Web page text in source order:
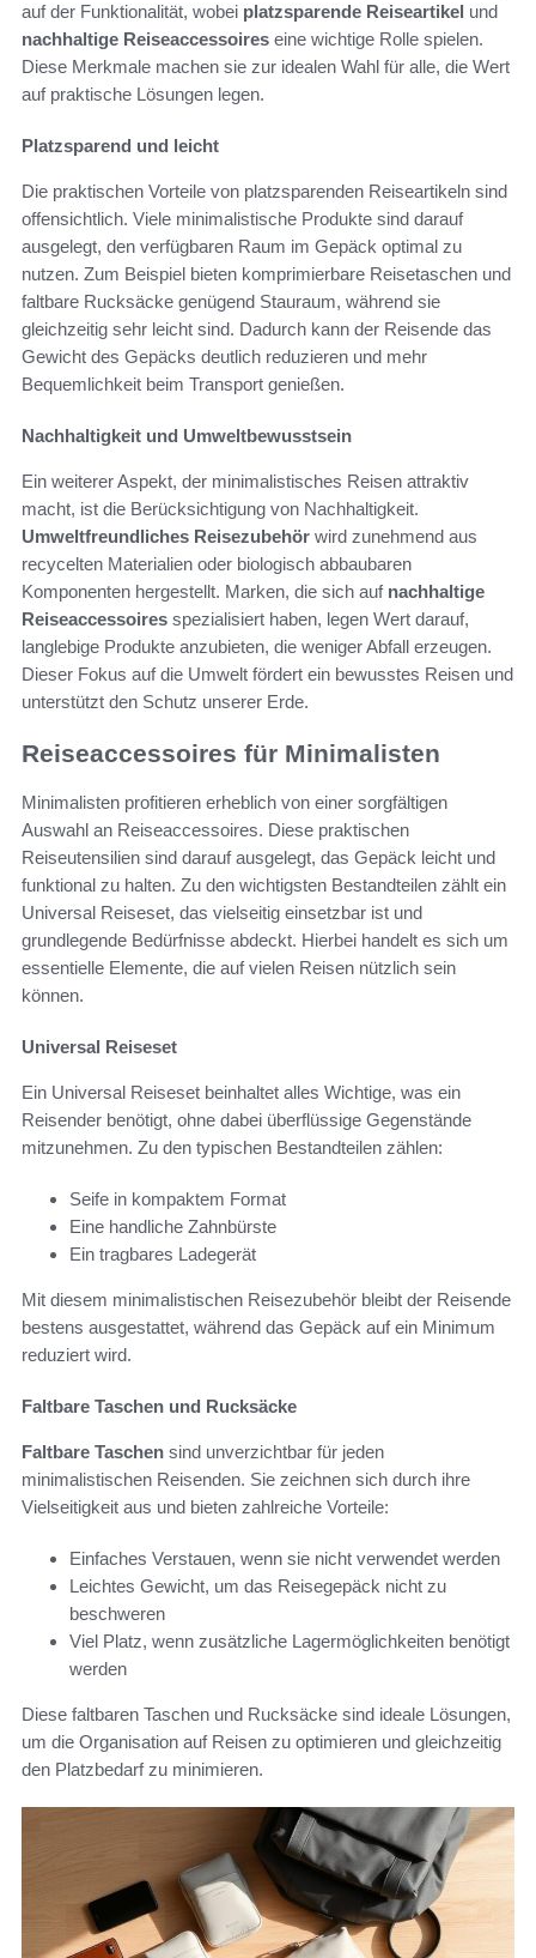
auf der Funktionalität, wobei platzsparende Reiseartikel und
nachhaltige Reiseaccessoires eine wichtige Rolle spielen.
Diese Merkmale machen sie zur idealen Wahl für alle, die Wert
auf praktische Lösungen legen.
Platzsparend und leicht
Die praktischen Vorteile von platzsparenden Reiseartikeln sind
offensichtlich. Viele minimalistische Produkte sind darauf
ausgelegt, den verfügbaren Raum im Gepäck optimal zu
nutzen. Zum Beispiel bieten komprimierbare Reisetaschen und
faltbare Rucksäcke genügend Stauraum, während sie
gleichzeitig sehr leicht sind. Dadurch kann der Reisende das
Gewicht des Gepäcks deutlich reduzieren und mehr
Bequemlichkeit beim Transport genießen.
Nachhaltigkeit und Umweltbewusstsein
Ein weiterer Aspekt, der minimalistisches Reisen attraktiv
macht, ist die Berücksichtigung von Nachhaltigkeit.
Umweltfreundliches Reisezubehör wird zunehmend aus
recycelten Materialien oder biologisch abbaubaren
Komponenten hergestellt. Marken, die sich auf nachhaltige
Reiseaccessoires spezialisiert haben, legen Wert darauf,
langlebige Produkte anzubieten, die weniger Abfall erzeugen.
Dieser Fokus auf die Umwelt fördert ein bewusstes Reisen und
unterstützt den Schutz unserer Erde.
Reiseaccessoires für Minimalisten
Minimalisten profitieren erheblich von einer sorgfältigen
Auswahl an Reiseaccessoires. Diese praktischen
Reiseutensilien sind darauf ausgelegt, das Gepäck leicht und
funktional zu halten. Zu den wichtigsten Bestandteilen zählt ein
Universal Reiseset, das vielseitig einsetzbar ist und
grundlegende Bedürfnisse abdeckt. Hierbei handelt es sich um
essentielle Elemente, die auf vielen Reisen nützlich sein
können.
Universal Reiseset
Ein Universal Reiseset beinhaltet alles Wichtige, was ein
Reisender benötigt, ohne dabei überflüssige Gegenstände
mitzunehmen. Zu den typischen Bestandteilen zählen:
Seife in kompaktem Format
Eine handliche Zahnbürste
Ein tragbares Ladegerät
Mit diesem minimalistischen Reisezubehör bleibt der Reisende
bestens ausgestattet, während das Gepäck auf ein Minimum
reduziert wird.
Faltbare Taschen und Rucksäcke
Faltbare Taschen sind unverzichtbar für jeden
minimalistischen Reisenden. Sie zeichnen sich durch ihre
Vielseitigkeit aus und bieten zahlreiche Vorteile:
Einfaches Verstauen, wenn sie nicht verwendet werden
Leichtes Gewicht, um das Reisegepäck nicht zu
beschweren
Viel Platz, wenn zusätzliche Lagermöglichkeiten benötigt
werden
Diese faltbaren Taschen und Rucksäcke sind ideale Lösungen,
um die Organisation auf Reisen zu optimieren und gleichzeitig
den Platzbedarf zu minimieren.